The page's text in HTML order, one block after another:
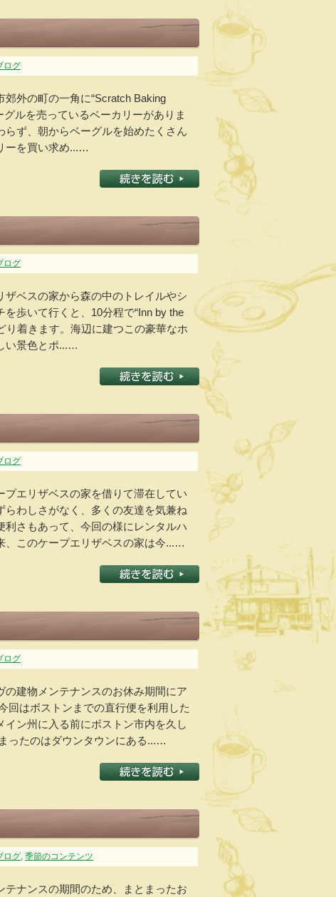
ログ
郊外の町の一角に“Scratch Baking
グルを売っているベーカリーがありま
らず、朝からベーグルを始めたくさん
ーを買い求め...…
ログ
ザベスの家から森の中のトレイルやシ
歩いて行くと、10分程で“Inn by the
り着きます。海辺に建つこの豪華なホ
い景色とポ...…
ログ
プエリザベスの家を借りて滞在してい
らわしさがなく、多くの友達を気兼ね
利さもあって、今回の様にレンタルハ
、このケープエリザベスの家は今...…
ログ
の建物メンテナンスのお休み期間にア
回はボストンまでの直行便を利用した
イン州に入る前にボストン市内を久し
ったのはダウンタウンにある...…
ログ, 季節のコンテンツ
テナンスの期間のため、まとまったお